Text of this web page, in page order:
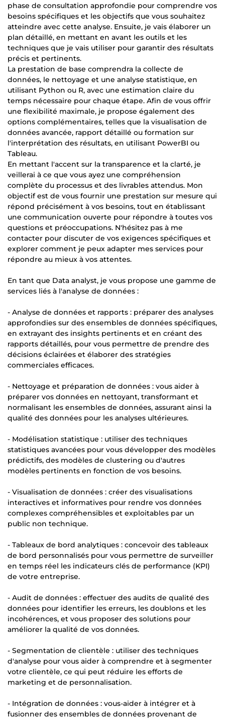
phase de consultation approfondie pour comprendre vos
besoins spécifiques et les objectifs que vous souhaitez
atteindre avec cette analyse. Ensuite, je vais élaborer un
plan détaillé, en mettant en avant les outils et les
techniques que je vais utiliser pour garantir des résultats
précis et pertinents.
La prestation de base comprendra la collecte de
données, le nettoyage et une analyse statistique, en
utilisant Python ou R, avec une estimation claire du
temps nécessaire pour chaque étape. Afin de vous offrir
une flexibilité maximale, je propose également des
options complémentaires, telles que la visualisation de
données avancée, rapport détaillé ou formation sur
l'interprétation des résultats, en utilisant PowerBI ou
Tableau.
En mettant l'accent sur la transparence et la clarté, je
veillerai à ce que vous ayez une compréhension
complète du processus et des livrables attendus. Mon
objectif est de vous fournir une prestation sur mesure qui
répond précisément à vos besoins, tout en établissant
une communication ouverte pour répondre à toutes vos
questions et préoccupations. N'hésitez pas à me
contacter pour discuter de vos exigences spécifiques et
explorer comment je peux adapter mes services pour
répondre au mieux à vos attentes.
En tant que Data analyst, je vous propose une gamme de
services liés à l'analyse de données :
- Analyse de données et rapports : préparer des analyses
approfondies sur des ensembles de données spécifiques,
en extrayant des insights pertinents et en créant des
rapports détaillés, pour vous permettre de prendre des
décisions éclairées et élaborer des stratégies
commerciales efficaces.
- Nettoyage et préparation de données : vous aider à
préparer vos données en nettoyant, transformant et
normalisant les ensembles de données, assurant ainsi la
qualité des données pour les analyses ultérieures.
- Modélisation statistique : utiliser des techniques
statistiques avancées pour vous développer des modèles
prédictifs, des modèles de clustering ou d'autres
modèles pertinents en fonction de vos besoins.
- Visualisation de données : créer des visualisations
interactives et informatives pour rendre vos données
complexes compréhensibles et exploitables par un
public non technique.
- Tableaux de bord analytiques : concevoir des tableaux
de bord personnalisés pour vous permettre de surveiller
en temps réel les indicateurs clés de performance (KPI)
de votre entreprise.
- Audit de données : effectuer des audits de qualité des
données pour identifier les erreurs, les doublons et les
incohérences, et vous proposer des solutions pour
améliorer la qualité de vos données.
- Segmentation de clientèle : utiliser des techniques
d'analyse pour vous aider à comprendre et à segmenter
votre clientèle, ce qui peut réduire les efforts de
marketing et de personnalisation.
- Intégration de données : vous-aider à intégrer et à
fusionner des ensembles de données provenant de